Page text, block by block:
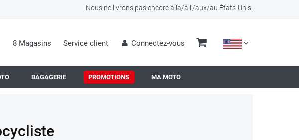
Nous ne livrons pas encore à la/à l'/aux/au États-Unis.
8 Magasins Service client Connectez-vous
BAGAGERIE PROMOTIONS MA MOTO